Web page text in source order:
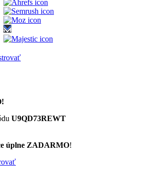
U9QD73REWT
úplne ZADARMO!